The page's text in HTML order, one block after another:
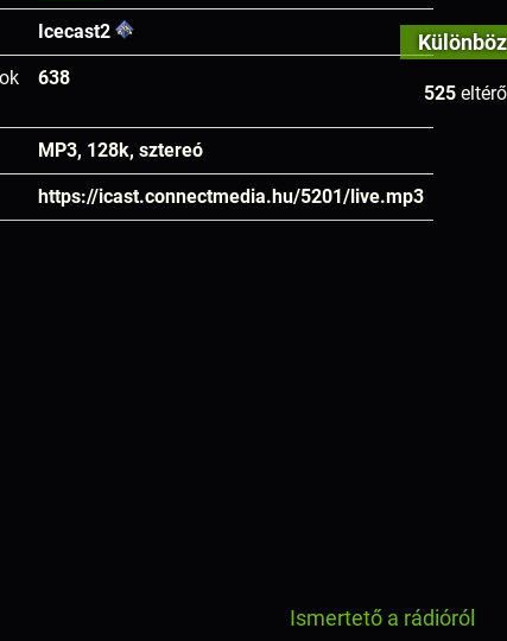
Icecast2
638
MP3, 128k, sztereó
https://icast.connectmedia.hu/5201/live.mp3
525
Ismertető a rádióról